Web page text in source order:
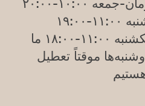
جمعه ۱۰:۰۰-۲۰:۰۰
۱۱:۰۰-۱۹:۰۰
۱۱:۰۰-۱۸:۰۰
ما
موقتاً تعطیل